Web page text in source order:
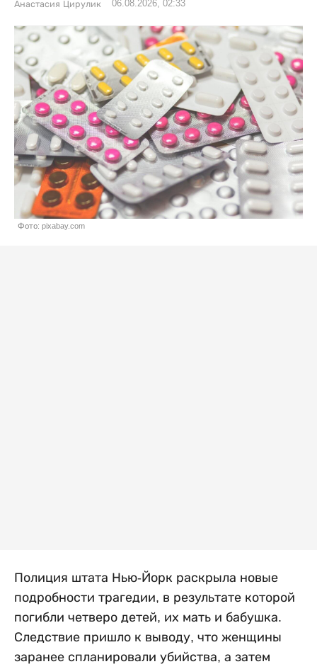
Анастасия Цирулик 06.08.2026, 02:33
Фото: pixabay.com
Полиция штата Нью-Йорк раскрыла новые
подробности трагедии, в результате которой
погибли четверо детей, их мать и бабушка.
Следствие пришло к выводу, что женщины
заранее спланировали убийства, а затем